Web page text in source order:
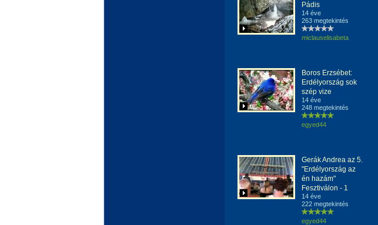
Pádis
14 éve
263 megtekintés
miclauselisabeta
Boros Erzsébet:
Erdélyország sok
szép vize
14 éve
248 megtekintés
egyed44
Gerák Andrea az 5.
"Erdélyország az
én hazám"
Fesztiválon - 1
14 éve
222 megtekintés
egyed44